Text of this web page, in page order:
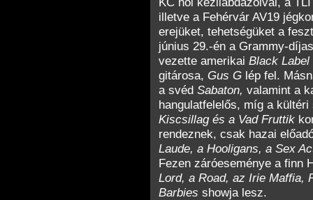
illetve a Fehérvár AV19
erejüket, tehetségüket a
június 29.-én a Grammy-
vezette amerikai Black
gitárosa, Gus G lép fel.
a svéd Sabaton, valamint a
hangulatfelelős, míg a
Kiscsillag és a Vad Fruttik
rendeznek, csak hazai
Laude, a Hooligans, a Sex
Fezen záróeseménye a finn
Lord, a Road, az Irie Maffia,
Barbies showja lesz.